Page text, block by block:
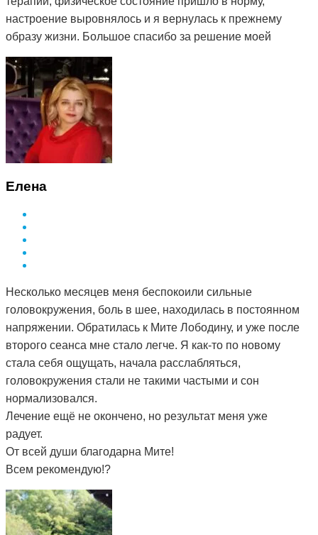
настроение выровнялось и я вернулась к прежнему
образу жизни. Большое спасибо за решение моей
проблемы и деликатный подход.
Елена
Несколько месяцев меня беспокоили сильные
головокружения, боль в шее, находилась в постоянном
напряжении. Обратилась к Мите Лободину, и уже после
второго сеанса мне стало легче. Я как-то по новому
стала себя ощущать, начала расслабляться,
головокружения стали не такими частыми и сон
нормализовался.
Лечение ещё не окончено, но результат меня уже
радует.
От всей души благодарна Мите!
Всем рекомендую!?